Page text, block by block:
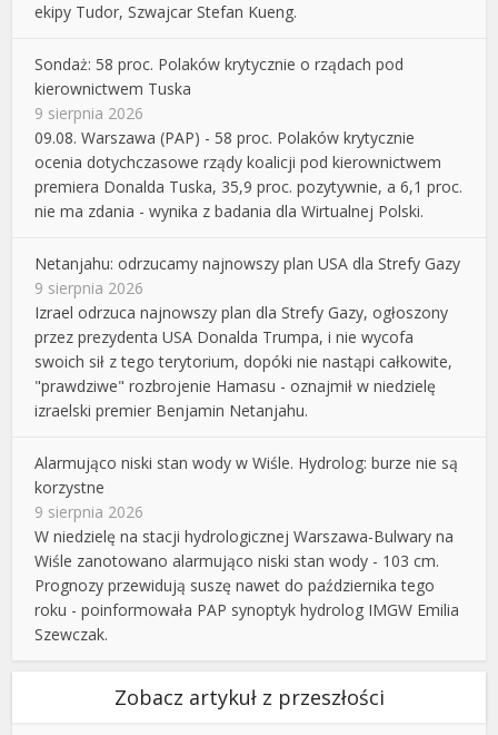
ekipy Tudor, Szwajcar Stefan Kueng.
Sondaż: 58 proc. Polaków krytycznie o rządach pod
kierownictwem Tuska
9 sierpnia 2026
09.08. Warszawa (PAP) - 58 proc. Polaków krytycznie
ocenia dotychczasowe rządy koalicji pod kierownictwem
premiera Donalda Tuska, 35,9 proc. pozytywnie, a 6,1 proc.
nie ma zdania - wynika z badania dla Wirtualnej Polski.
Netanjahu: odrzucamy najnowszy plan USA dla Strefy Gazy
9 sierpnia 2026
Izrael odrzuca najnowszy plan dla Strefy Gazy, ogłoszony
przez prezydenta USA Donalda Trumpa, i nie wycofa
swoich sił z tego terytorium, dopóki nie nastąpi całkowite,
"prawdziwe" rozbrojenie Hamasu - oznajmił w niedzielę
izraelski premier Benjamin Netanjahu.
Alarmująco niski stan wody w Wiśle. Hydrolog: burze nie są
korzystne
9 sierpnia 2026
W niedzielę na stacji hydrologicznej Warszawa-Bulwary na
Wiśle zanotowano alarmująco niski stan wody - 103 cm.
Prognozy przewidują suszę nawet do października tego
roku - poinformowała PAP synoptyk hydrolog IMGW Emilia
Szewczak.
Zobacz artykuł z przeszłości